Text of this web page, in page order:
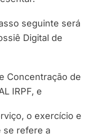
seguinte será
Digital de
Concentração de
IRPF, e
o exercício e
se refere a